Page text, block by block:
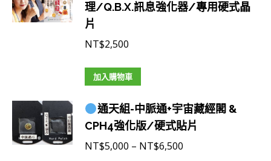
單)
數
理/Q.B.X.訊息強化器/專用硬式晶
片
NT$2,500
加入購物車
通天組-中脈通+宇宙藏經閣 &
CPH4強化版/硬式貼片
NT$5,000 – NT$6,500